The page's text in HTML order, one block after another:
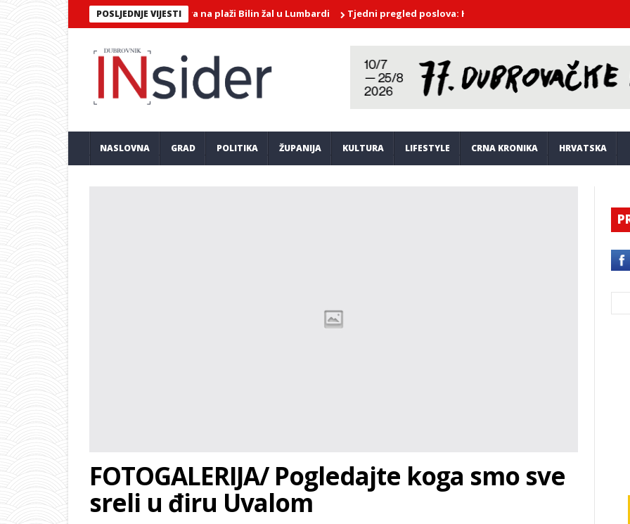
POSLJEDNJE VIJESTI
o prestanku onečišćenja mora na plaži Bilin žal u Lumbardi Tjedni pregled poslova: Hrvatski Telekom, Studenac, Konzum,
NASLOVNA GRAD POLITIKA ŽUPANIJA KULTURA LIFESTYLE CRNA KRONIKA HRVATSKA
FOTOGALERIJA/ Pogledajte koga smo sve
sreli u điru Uvalom